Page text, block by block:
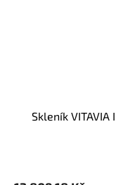
skleník